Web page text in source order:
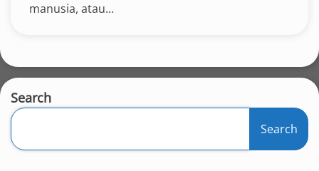
manusia, atau...
Search
Search